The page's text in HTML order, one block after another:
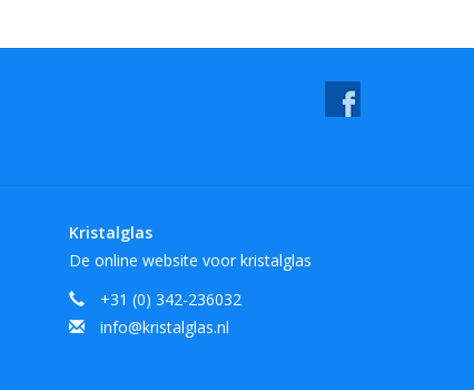
Kristalglas
De online website voor kristalglas
+31 (0) 342-236032
info@kristalglas.nl